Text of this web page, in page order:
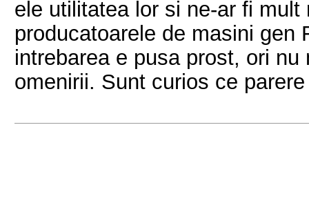
ele utilitatea lor si ne-ar fi
producatoarele de masini gen
intrebarea e pusa prost, ori
omenirii. Sunt curios ce